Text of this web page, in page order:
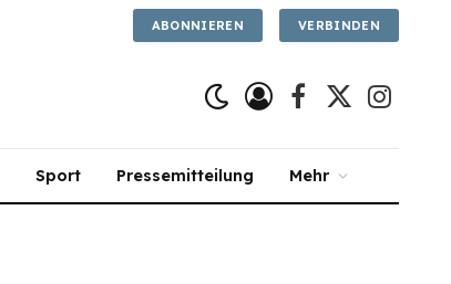
ABONNIEREN VERBINDEN
Facebook
X
Sport Pressemitteilung Mehr